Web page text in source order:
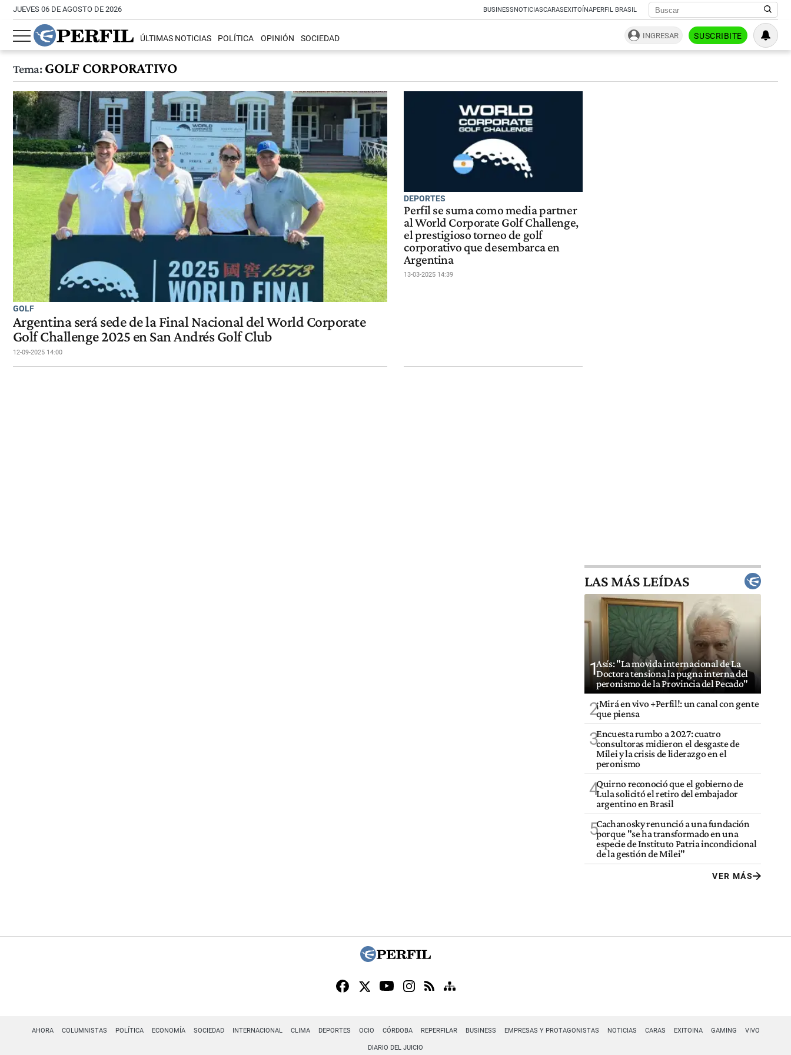
JUEVES 06 DE AGOSTO DE 2026 BUSINESSNOTICIASCARASEXITOÍNAPERFIL BRASIL
ÚLTIMAS NOTICIAS POLÍTICA OPINIÓN SOCIEDAD INGRESAR SUSCRIBITE
Tema:GOLF CORPORATIVO
GOLF
Argentina será sede de la Final Nacional del World Corporate
Golf Challenge 2025 en San Andrés Golf Club
12-09-2025 14:00
DEPORTES
Perfil se suma como media partner
al World Corporate Golf Challenge,
el prestigioso torneo de golf
corporativo que desembarca en
Argentina
13-03-2025 14:39
LAS MÁS LEÍDAS
1Asís: "La movida internacional de La
Doctora tensiona la pugna interna del
peronismo de la Provincia del Pecado"
2¡Mirá en vivo +Perfil!: un canal con gente
que piensa
3Encuesta rumbo a 2027: cuatro
consultoras midieron el desgaste de
Milei y la crisis de liderazgo en el
peronismo
4Quirno reconoció que el gobierno de
Lula solicitó el retiro del embajador
argentino en Brasil
5Cachanosky renunció a una fundación
porque "se ha transformado en una
especie de Instituto Patria incondicional
de la gestión de Milei"
VER MÁS
AHORA COLUMNISTAS POLÍTICA ECONOMÍA SOCIEDAD INTERNACIONAL CLIMA DEPORTES OCIO CÓRDOBA REPERFILAR BUSINESS EMPRESAS Y PROTAGONISTAS NOTICIAS CARAS EXITOINA GAMING VIVO
DIARIO DEL JUICIO